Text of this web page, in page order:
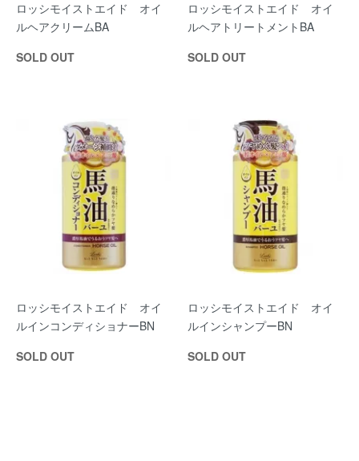
ロッシモイストエイド オイ
ルヘアクリームBA
SOLD OUT
ロッシモイストエイド オイ
ルヘアトリートメントBA
SOLD OUT
ロッシモイストエイド オイ
ルインコンディショナーBN
SOLD OUT
ロッシモイストエイド オイ
ルインシャンプーBN
SOLD OUT